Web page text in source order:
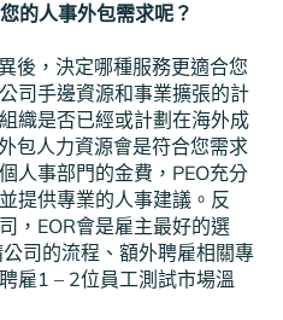
的人事外包需求呢？
後，決定哪種服務更適合您
司手邊資源和事業擴張的計
織是否已經或計劃在海外成
包人力資源會是符合您需求
人事部門的金費，PEO充分
提供專業的人事建議。反
，EOR會是雇主最好的選
司的流程、額外聘雇相關專
雇1 – 2位員工測試市場溫